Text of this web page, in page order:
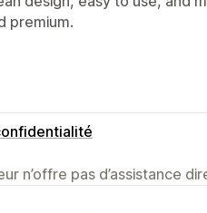
premium.
n’offre pas d’assistance